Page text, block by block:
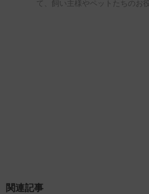
て、飼い主様やペットたちのお
関連記事